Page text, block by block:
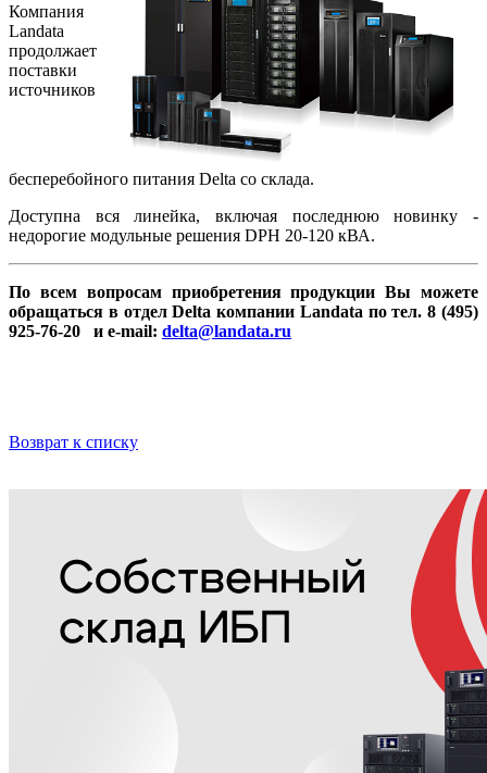
Компания
Landata
продолжает
поставки
источников
бесперебойного питания Delta со склада.
Доступна вся линейка, включая последнюю новинку -
недорогие модульные решения DPH 20-120 кВА.
По всем вопросам приобретения продукции Вы можете
обращаться в отдел Delta компании Landata по тел. 8 (495)
925-76-20 и e-mail: delta@landata.ru
Возврат к списку